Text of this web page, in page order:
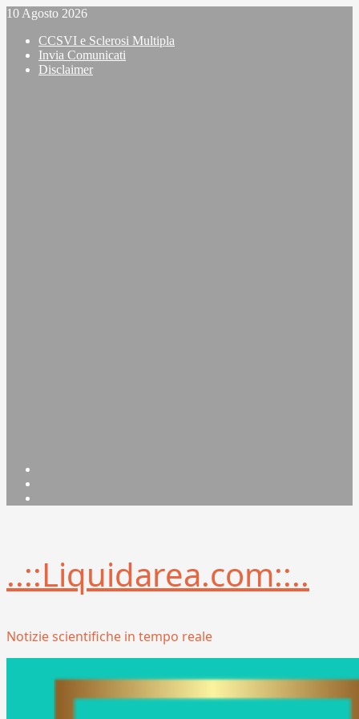
Vai
contenuto
10 Agosto 2026
CCSVI e Sclerosi Multipla
Invia Comunicati
Disclaimer
..::Liquidarea.com::..
Notizie scientifiche in tempo reale